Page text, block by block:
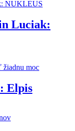
Luciak:
Elpis